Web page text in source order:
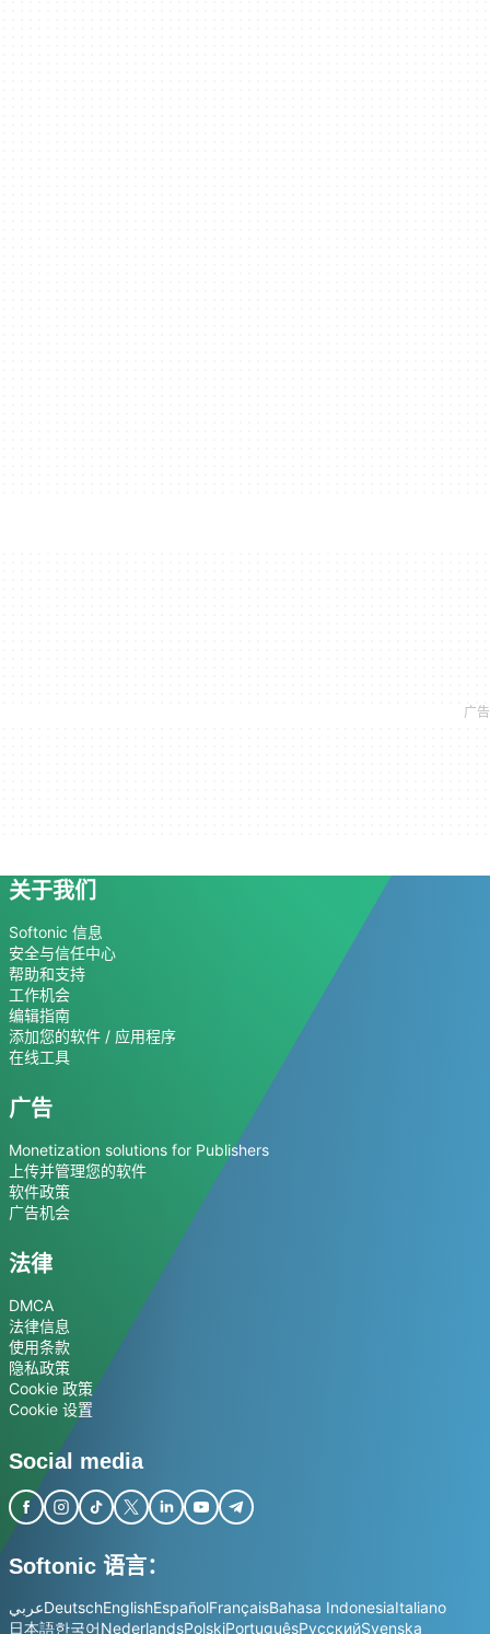
关于我们
Softonic 信息
安全与信任中心
帮助和支持
工作机会
编辑指南
添加您的软件 / 应用程序
在线工具
广告
Monetization solutions for Publishers
上传并管理您的软件
软件政策
广告机会
法律
DMCA
法律信息
使用条款
隐私政策
Cookie 政策
Cookie 设置
Social media
Softonic 语言：
عربيDeutschEnglishEspañolFrançaisBahasa IndonesiaItaliano
日本語한국어NederlandsPolskiPortuguêsРусскийSvenska